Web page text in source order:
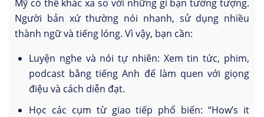
Mỹ có thể khác xa so với những gì bạn tưởng tượng.
Người bản xứ thường nói nhanh, sử dụng nhiều
thành ngữ và tiếng lóng. Vì vậy, bạn cần:
Luyện nghe và nói tự nhiên: Xem tin tức, phim,
podcast bằng tiếng Anh để làm quen với giọng
điệu và cách diễn đạt.
Học các cụm từ giao tiếp phổ biến: “How’s it